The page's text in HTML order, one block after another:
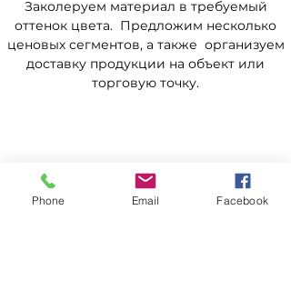
Заколеруем материал в требуемый
оттенок цвета. Предложим несколько
ценовых сегментов, а также организуем
доставку продукции на объект или
торговую точку.
Для всех клиентов компании
free Wi-Fi зона и вкусный
Phone Email Facebook